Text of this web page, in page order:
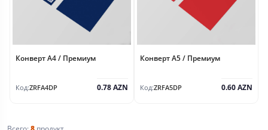
Конверт А4 / Премиум
Код:ZRFA4DP 0.78 AZN
Конверт А5 / Премиум
Код:ZRFA5DP 0.60 AZN